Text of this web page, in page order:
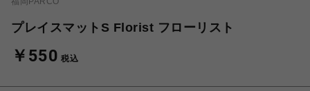
プレイスマットS Florist フローリスト
￥550 税込